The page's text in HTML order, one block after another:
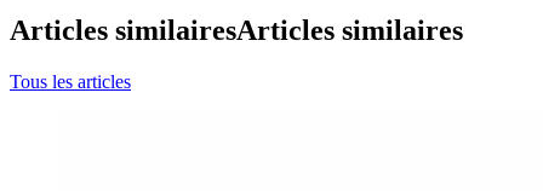
Articles similairesArticles similaires
Tous les articles